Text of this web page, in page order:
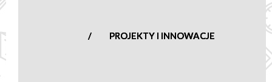
PROJEKTY I INNOWACJE